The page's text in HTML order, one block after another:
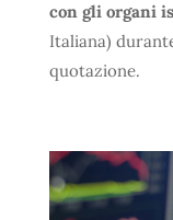
con gli organi
Italiana)
quotazione.